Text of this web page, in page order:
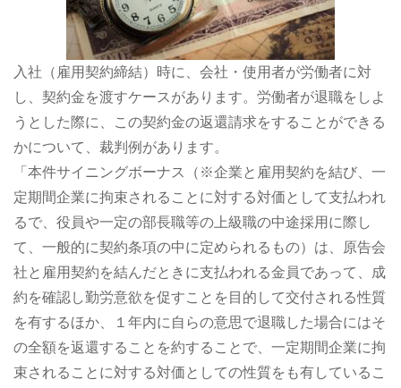
入社（雇用契約締結）時に、会社・使用者が労働者に対
し、契約金を渡すケースがあります。労働者が退職をしよ
うとした際に、この契約金の返還請求をすることができる
かについて、裁判例があります。
「本件サイニングボーナス（※企業と雇用契約を結び、一
定期間企業に拘束されることに対する対価として支払われ
るで、役員や一定の部長職等の上級職の中途採用に際し
て、一般的に契約条項の中に定められるもの）は、原告会
社と雇用契約を結んだときに支払われる金員であって、成
約を確認し勤労意欲を促すことを目的して交付される性質
を有するほか、１年内に自らの意思で退職した場合にはそ
の全額を返還することを約することで、一定期間企業に拘
束されることに対する対価としての性質をも有しているこ